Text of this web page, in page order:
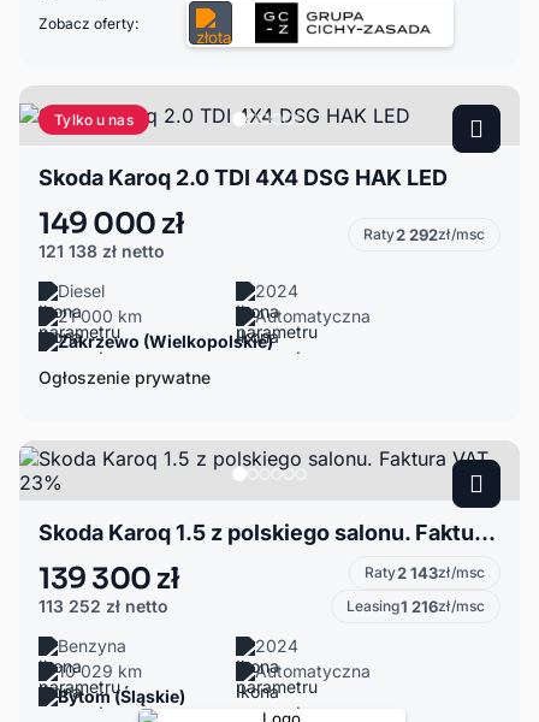
Zobacz oferty:
Tylko u nas
Skoda Karoq 2.0 TDI 4X4 DSG HAK LED
149 000 zł
121 138 zł netto
Raty2 292zł/msc
Diesel
2024
21 000 km
Automatyczna
Zakrzewo (Wielkopolskie)
Ogłoszenie prywatne
Skoda Karoq 1.5 z polskiego salonu. Faktura VAT 23%
139 300 zł
113 252 zł netto
Raty2 143zł/msc
Leasing1 216zł/msc
Benzyna
2024
10 029 km
Automatyczna
Bytom (Śląskie)